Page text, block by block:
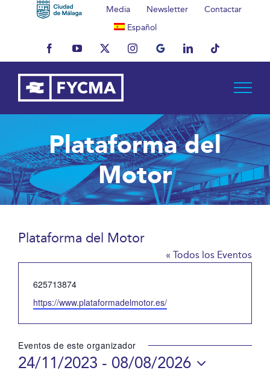
Media Newsletter
Contactar
Español
FacebookYouTubeX InstagramMyBusinessLinkedInTiktok
Plataforma del
Motor
Plataforma del Motor
« Todos los Eventos
Teléfono
625713874
Website
https://www.plataformadelmotor.es/
Eventos de este organizador
24/11/2023 - 08/08/2026